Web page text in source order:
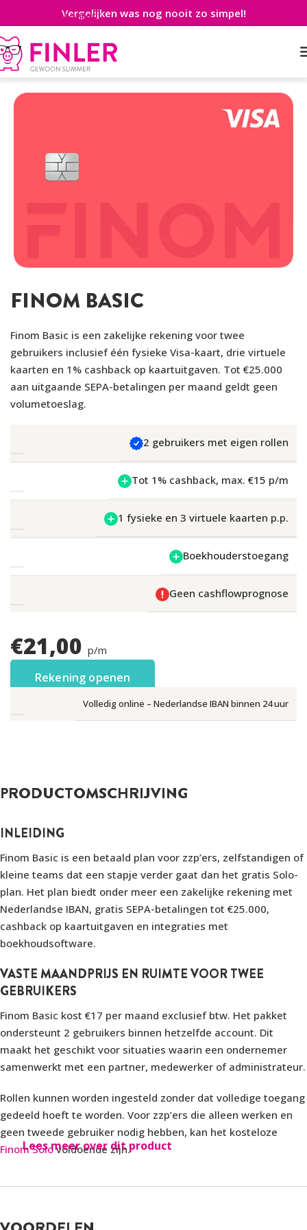
Skip to main contentVergelijken was nog nooit zo simpel!
Home>Betaalrekening
FINOM BASIC
Finom Basic is een zakelijke rekening voor twee
gebruikers inclusief één fysieke Visa-kaart, drie virtuele
kaarten en 1% cashback op kaartuitgaven. Tot €25.000
aan uitgaande SEPA-betalingen per maand geldt geen
volumetoeslag.
2 gebruikers met eigen rollen
Tot 1% cashback, max. €15 p/m
1 fysieke en 3 virtuele kaarten p.p.
Boekhouderstoegang
Geen cashflowprognose
€21,00 p/m
Rekening openen
Volledig online – Nederlandse IBAN binnen 24 uur
PRODUCTOMSCHRIJVING
INLEIDING
Finom Basic is een betaald plan voor zzp’ers, zelfstandigen of
kleine teams dat een stapje verder gaat dan het gratis Solo-
plan. Het plan biedt onder meer een zakelijke rekening met
Nederlandse IBAN, gratis SEPA-betalingen tot €25.000,
cashback op kaartuitgaven en integraties met
boekhoudsoftware.
VASTE MAANDPRIJS EN RUIMTE VOOR TWEE
GEBRUIKERS
Finom Basic kost €17 per maand exclusief btw. Het pakket
ondersteunt 2 gebruikers binnen hetzelfde account. Dit
maakt het geschikt voor situaties waarin een ondernemer
samenwerkt met een partner, medewerker of administrateur.
Rollen kunnen worden ingesteld zonder dat volledige toegang
gedeeld hoeft te worden. Voor zzp’ers die alleen werken en
geen tweede gebruiker nodig hebben, kan het kosteloze
Finom Solovoldoende zijn.
op kaartbetalingen. Cashback wordt over uitgaven berekend
Lees meer over dit product